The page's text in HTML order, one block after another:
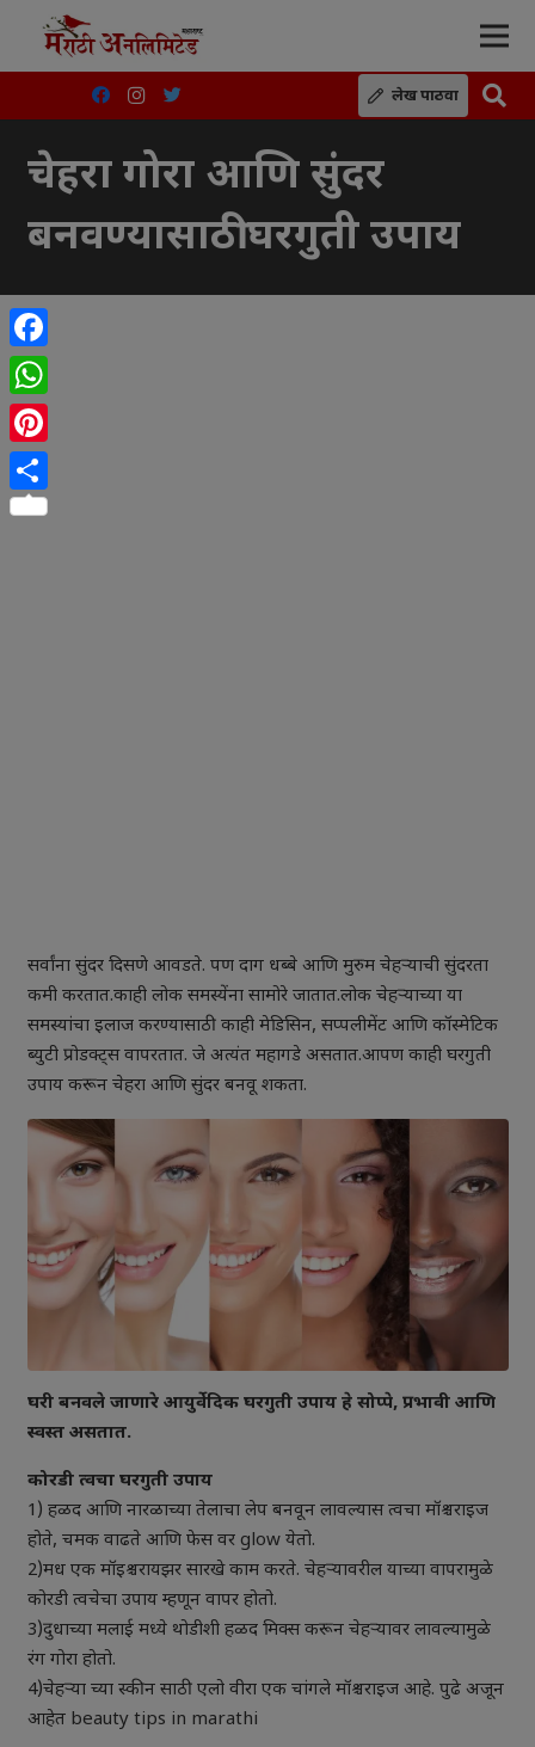
लेख पाठवा
चेहरा गोरा आणि सुंदर
बनवण्यासाठी घरगुती उपाय
सर्वांना सुंदर दिसणे आवडते. पण दाग धब्बे आणि मुरुम चेहऱ्याची सुंदरता
कमी करतात.काही लोक समस्येंना सामोरे जातात.लोक चेहऱ्याच्या या
समस्यांचा इलाज करण्यासाठी काही मेडिसिन, सप्पलीमेंट आणि कॉस्मेटिक
ब्युटी प्रोडक्ट्स वापरतात. जे अत्यंत महागडे असतात.आपण काही घरगुती
उपाय करून चेहरा आणि सुंदर बनवू शकता.
घरी बनवले जाणारे आयुर्वेदिक घरगुती उपाय हे सोप्पे, प्रभावी आणि
स्वस्त असतात.
कोरडी त्वचा घरगुती उपाय
1) हळद आणि नारळाच्या तेलाचा लेप बनवून लावल्यास त्वचा मॉश्चराइज
होते, चमक वाढते आणि फेस वर glow येतो.
2)मध एक मॉइश्चरायझर सारखे काम करते. चेहऱ्यावरील याच्या वापरामुळे
कोरडी त्वचेचा उपाय म्हणून वापर होतो.
3)दुधाच्या मलाई मध्ये थोडीशी हळद मिक्स करून चेहऱ्यावर लावल्यामुळे
रंग गोरा होतो.
4)चेहऱ्या च्या स्कीन साठी एलो वीरा एक चांगले मॉश्चराइज आहे. पुढे अजून
आहेत beauty tips in marathi
Facebook
WhatsApp
Pinterest
Share